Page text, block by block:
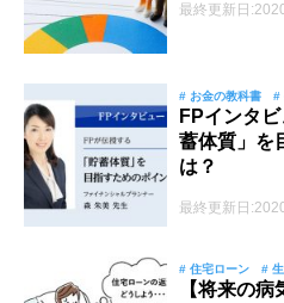
最終更新日
# お金の教科書 #
FPインタ
蓄体質」を
は？
最終更新日
# 住宅ローン #
【将来の